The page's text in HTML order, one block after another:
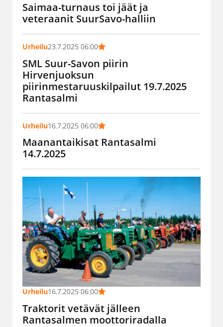
Saimaa-turnaus toi jäät ja
veteraanit SuurSavo-halliin
Urheilu23.7.2025 06:00
SML Suur-Savon piirin
Hirvenjuoksun
piirinmestaruuskilpailut 19.7.2025
Rantasalmi
Urheilu16.7.2025 06:00
Maanantaikisat Rantasalmi
14.7.2025
Urheilu16.7.2025 06:00
Traktorit vetävät jälleen
Rantasalmen moottoriradalla